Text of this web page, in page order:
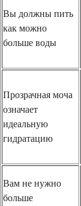
Вы должны пить
как можно
больше воды
Прозрачная моча
означает
идеальную
гидратацию
Вам не нужно
больше